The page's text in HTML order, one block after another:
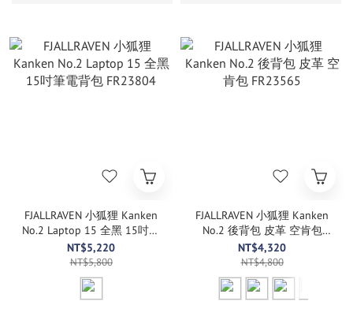
FJALLRAVEN 小狐狸 Kanken
No.2 Laptop 15 全黑 15吋筆
電背包 FR23804
NT$5,220
NT$5,800
FJALLRAVEN 小狐狸 Kanken
No.2 後背包 皮革 空肯包
FR23565
NT$4,320
NT$4,800